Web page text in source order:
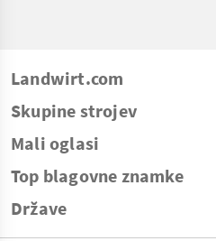
Landwirt.com
Skupine strojev
Mali oglasi
Top blagovne znamke
Države